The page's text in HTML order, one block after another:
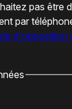
pas être
par
d'opposition